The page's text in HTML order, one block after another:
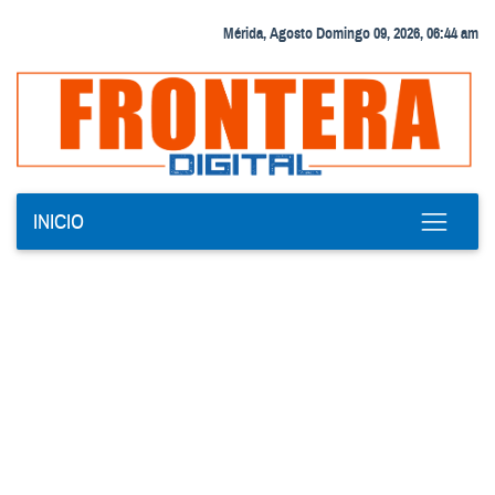
Mérida, Agosto Domingo 09, 2026, 06:44 am
INICIO